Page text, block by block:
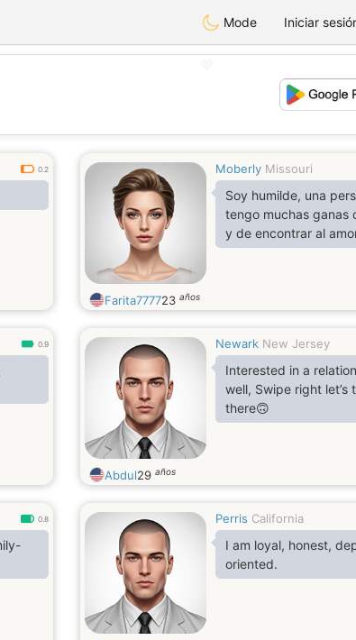
Mode Iniciar
0.2 Moberly Missouri
Soy humilde, una
tengo muchas ganas
y de encontrar al
Farita777723 años
0.9 Newark New Jersey
Interested in a
well, Swipe right
there🙃
Abdul29 años
0.8 Perris California
I am loyal, honest,
oriented.